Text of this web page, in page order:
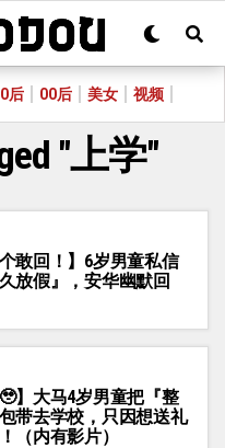
后 00后 美女 视频
"上学"
敢回！】6岁男童私信
放假』，安华幽默回
】大马4岁男童把『整
带去学校，只因想送礼
（内有影片）